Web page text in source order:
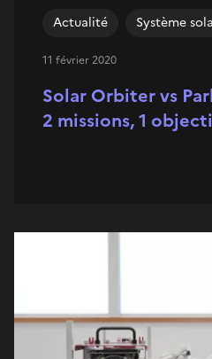
Solar Orbiter vs
2 missions, 1
Actualité Système
11 février 2020